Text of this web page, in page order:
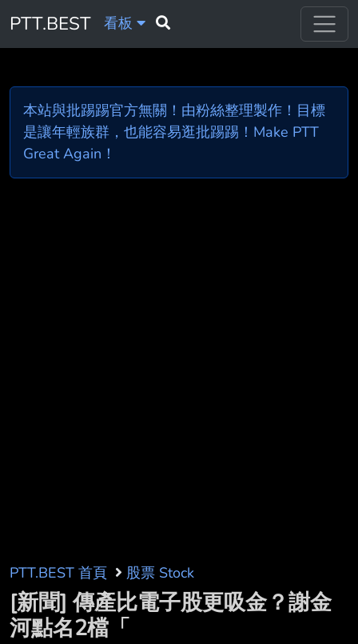
PTT.BEST 看板
本站與批踢踢官方無關！由粉絲整理製作！目標
是讓年輕族群，也能容易逛批踢踢！Make PTT
Great Again！
PTT.BEST 首頁 股票 Stock
[新聞] 傳產比電子股更吸金？謝金
河點名2檔「